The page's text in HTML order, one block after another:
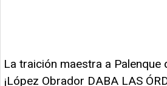
La traición maestra a Palenque
¡López Obrador DABA LAS